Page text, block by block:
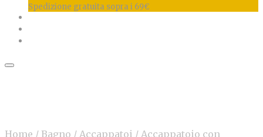
Spedizione gratuita sopra i 69€
Home / Bagno / Accappatoi / Accappatoio con